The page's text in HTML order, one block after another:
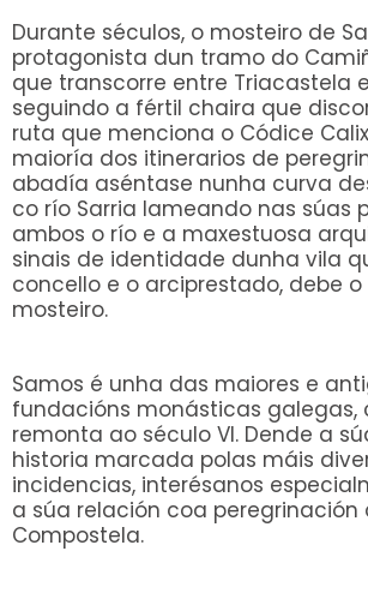
Durante séculos, o mosteiro de
protagonista dun tramo do
que transcorre entre Triacastela
seguindo a fértil chaira que
ruta que menciona o Códice
maioría dos itinerarios de
abadía aséntase nunha curva
co río Sarria lameando nas súas
ambos o río e a maxestuosa
sinais de identidade dunha vila
concello e o arciprestado, debe
mosteiro.
Samos é unha das maiores e
fundacións monásticas galegas,
remonta ao século VI. Dende a
historia marcada polas máis
incidencias, interésanos
a súa relación coa peregrinación
Compostela.